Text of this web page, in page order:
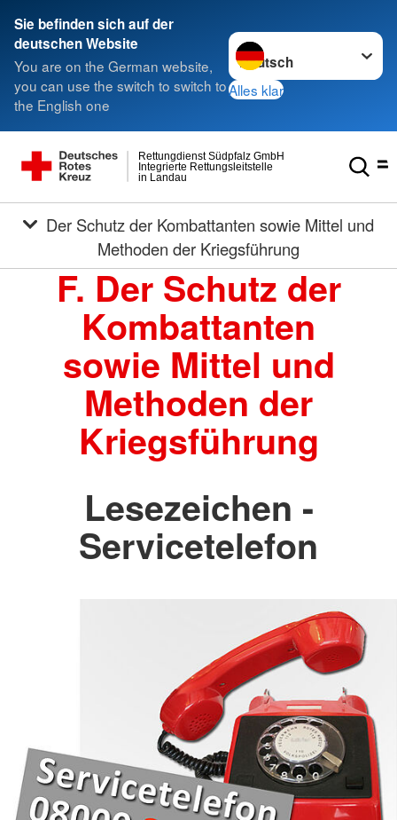
Sie befinden sich auf der
deutschen Website
You are on the German website,
you can use the switch to switch to
the English one
Sprache wechseln zu
Alles klar
in Landau
Integrierte Rettungsleitstelle
Rettungdienst Südpfalz GmbH
Methoden der Kriegsführung
F. Der Schutz der
Kombattanten
sowie Mittel und
Methoden der
Kriegsführung
Lesezeichen -
Servicetelefon